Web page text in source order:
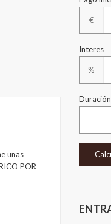
unas
POR
€
Interes
%
Duración